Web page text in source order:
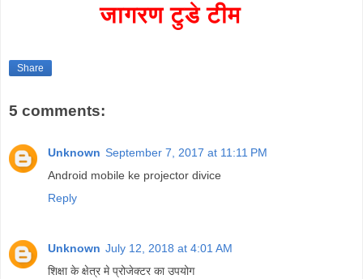
जागरण टुडे टीम
Share
5 comments:
Unknown September 7, 2017 at 11:11 PM
Android mobile ke projector divice
Reply
Unknown July 12, 2018 at 4:01 AM
शिक्षा के क्षेत्र मे प्रोजेक्टर का उपयोग